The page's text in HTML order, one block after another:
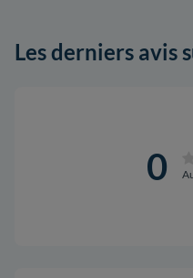
Les derniers avis
0